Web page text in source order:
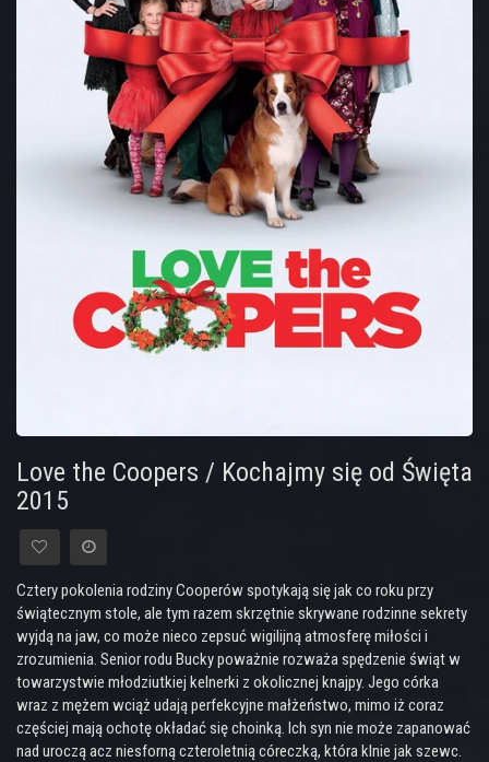
Love the Coopers / Kochajmy się od Święta
2015
Cztery pokolenia rodziny Cooperów spotykają się jak co roku przy
świątecznym stole, ale tym razem skrzętnie skrywane rodzinne sekrety
wyjdą na jaw, co może nieco zepsuć wigilijną atmosferę miłości i
zrozumienia. Senior rodu Bucky poważnie rozważa spędzenie świąt w
towarzystwie młodziutkiej kelnerki z okolicznej knajpy. Jego córka
wraz z mężem wciąż udają perfekcyjne małżeństwo, mimo iż coraz
częściej mają ochotę okładać się choinką. Ich syn nie może zapanować
nad uroczą acz niesforną czteroletnią córeczką, która klnie jak szewc.